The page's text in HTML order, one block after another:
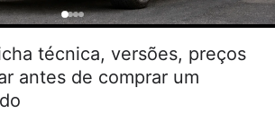
técnica, versões, preços
antes de comprar um